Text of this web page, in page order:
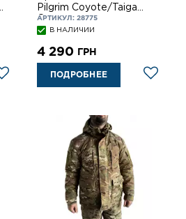
Pilgrim Coyote/Taiga
Green
АРТИКУЛ: 28775
В НАЛИЧИИ
4 290 ГРН
ПОДРОБНЕЕ